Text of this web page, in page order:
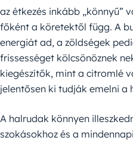
az étkezés inkább „könnyű”
főként a köretektől függ. A
energiát ad, a zöldségek
frissességet kölcsönöznek
kiegészítők, mint a citromlé
jelentősen ki tudják emelni a
A halrudak könnyen
szokásokhoz és a